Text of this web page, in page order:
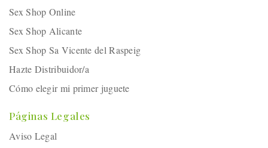
Sex Shop Online
Sex Shop Alicante
Sex Shop Sa Vicente del Raspeig
Hazte Distribuidor/a
Cómo elegir mi primer juguete
Páginas Legales
Aviso Legal